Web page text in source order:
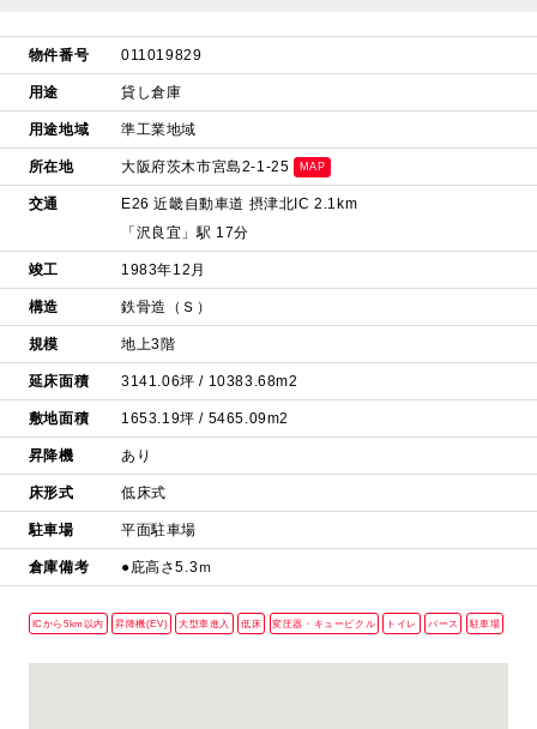
物件番号 011019829
用途 貸し倉庫
用途地域 準工業地域
所在地 大阪府茨木市宮島2-1-25 MAP
交通
E26 近畿自動車道 摂津北IC 2.1km
「沢良宜」駅 17分
竣工 1983年12月
構造 鉄骨造（Ｓ）
規模 地上3階
延床面積 3141.06坪 / 10383.68m2
敷地面積 1653.19坪 / 5465.09m2
昇降機 あり
床形式 低床式
駐車場 平面駐車場
倉庫備考 ●庇⾼さ5.3ｍ
ICから5km以内 昇降機(EV) 大型車進入 低床 変圧器・キュービクル トイレ バース 駐車場